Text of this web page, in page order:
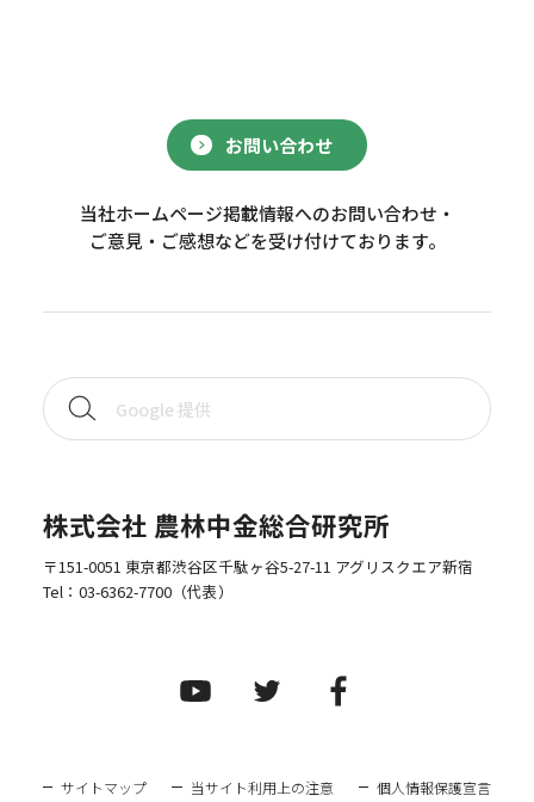
お問い合わせ
当社ホームページ掲載情報へのお問い合わせ・
ご意見・ご感想などを受け付けております。
株式会社 農林中金総合研究所
〒151-0051 東京都渋谷区千駄ヶ谷5-27-11 アグリスクエア新宿
Tel： 03-6362-7700（代表）
サイトマップ 当サイト利用上の注意 個人情報保護宣言